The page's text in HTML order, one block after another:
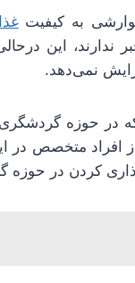
به کیفیتغذا
ندارند، این
نمی‌دهد.
در حوزه
افراد متخصص در
کردن در